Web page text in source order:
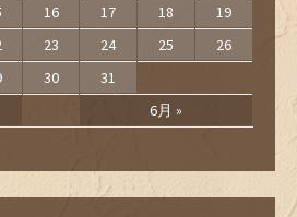
6月 »
16 17 18
19
23 24 25
26
30 31